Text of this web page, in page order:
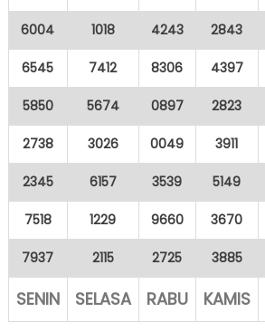
6004 1018 4243 2843
6545 7412 8306 4397
5850 5674 0897 2823
2738 3026 0049 3911
2345 6157 3539 5149
7518 1229 9660 3670
7937 2115 2725 3885
SENIN SELASA RABU KAMIS